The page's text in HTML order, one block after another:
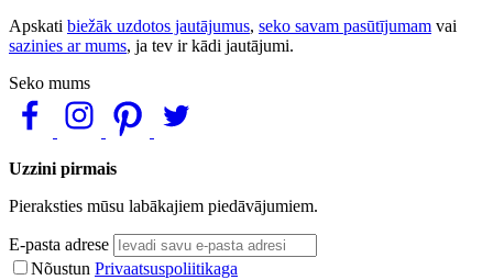
Apskati biežāk uzdotos jautājumus, seko savam pasūtījumam vai
sazinies ar mums, ja tev ir kādi jautājumi.
Seko mums
Uzzini pirmais
Pieraksties mūsu labākajiem piedāvājumiem.
E-pasta adrese
Nõustun Privaatsuspoliitikaga